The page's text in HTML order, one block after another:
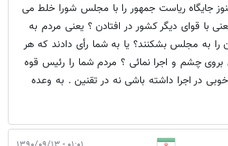
بعد از 6 سال هنوز جایگاه ریاست جمهور را با مجلس شورا خلط می
با قوای دیگر کشور در افتادن ؟ یعنی مردم به
را به مجلس بشکنند؟ یا به شما رأی دادند که هر
چشم و اجرا نمائی ؟ مردم شما را رئیس قوه
در اجرا داشته باشی نه در تقنین . به وعده